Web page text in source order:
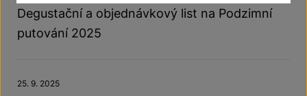
Degustační a objednávkový list na Podzimní
putování 2025
25. 9. 2025